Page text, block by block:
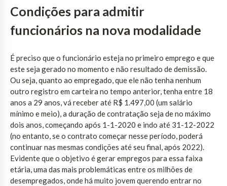
Condições para admitir
funcionários na nova modalidade
É preciso que o funcionário esteja no primeiro emprego e que
este seja gerado no momento e não resultado de demissão.
Ou seja, quanto ao empregado, que ele não tenha nenhum
outro registro em carteira no tempo anterior, tenha entre 18
anos a 29 anos, vá receber até R$ 1.497,00 (um salário
mínimo e meio), a duração de contratação seja de no máximo
dois anos, começando após 1-1-2020 e indo até 31-12-2022
(no entanto, se o contrato começar nesse período, poderá
continuar nas mesmas condições até seu final, após 2022).
Evidente que o objetivo é gerar empregos para essa faixa
etária, uma das mais problemáticas entre os milhões de
desempregados, onde há muito jovem querendo entrar no